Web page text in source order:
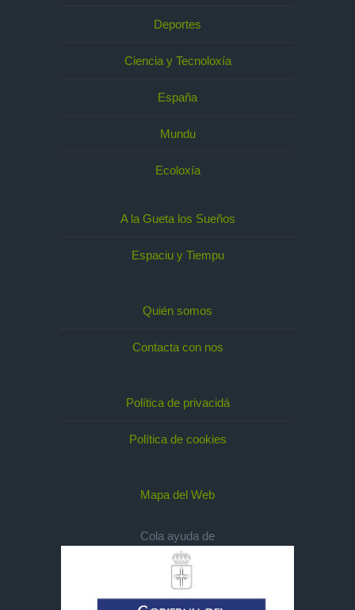
Deportes
Ciencia y Tecnoloxía
España
Mundu
Ecoloxía
A la Gueta los Sueños
Espaciu y Tiempu
Quién somos
Contacta con nos
Política de privacidá
Política de cookies
Mapa del Web
Cola ayuda de